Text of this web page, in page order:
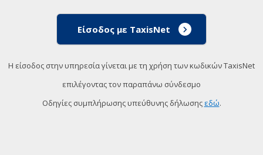
Είσοδος με TaxisNet
Η είσοδος στην υπηρεσία γίνεται με τη χρήση των κωδικών TaxisNet
επιλέγοντας τον παραπάνω σύνδεσμο
Οδηγίες συμπλήρωσης υπεύθυνης δήλωσης εδώ.